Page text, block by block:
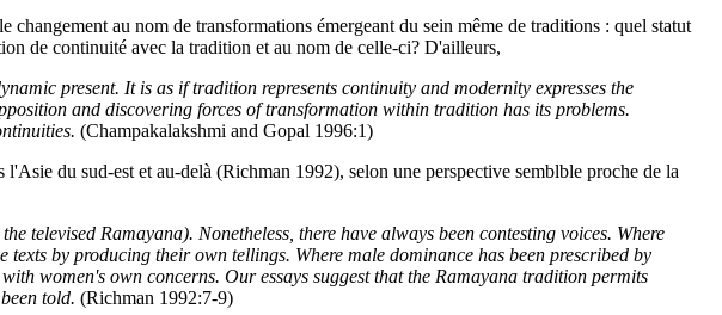
au nom de transformations émergeant du sein même de traditions : quel statut
de continuité avec la tradition et au nom de celle-ci? D'ailleurs,
present. It is as if tradition represents continuity and modernity expresses the
and discovering forces of transformation within tradition has its problems.
(Champakalakshmi and Gopal 1996:1)
du sud-est et au-delà (Richman 1992), selon une perspective semblble proche de la
Ramayana). Nonetheless, there have always been contesting voices. Where
by producing their own tellings. Where male dominance has been prescribed by
women's own concerns. Our essays suggest that the Ramayana tradition permits
told. (Richman 1992:7-9)